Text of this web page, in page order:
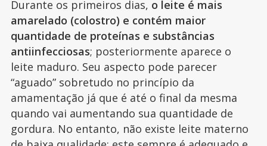
Durante os primeiros dias, o leite é mais
amarelado (colostro) e contém maior
quantidade de proteínas e substâncias
antiinfecciosas; posteriormente aparece o
leite maduro. Seu aspecto pode parecer
“aguado” sobretudo no princípio da
amamentação já que é até o final da mesma
quando vai aumentando sua quantidade de
gordura. No entanto, não existe leite materno